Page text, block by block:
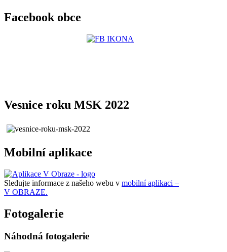
Facebook obce
Vesnice roku MSK 2022
Mobilní aplikace
Sledujte informace z našeho webu v mobilní aplikaci –
V OBRAZE.
Fotogalerie
Náhodná fotogalerie